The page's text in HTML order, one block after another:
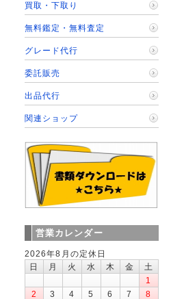
買取・下取り
無料鑑定・無料査定
グレード代行
委託販売
出品代行
関連ショップ
営業カレンダー
2026年8月の定休日
日
月 火 水 木 金
土
1
2
3 4 5 6 7
8